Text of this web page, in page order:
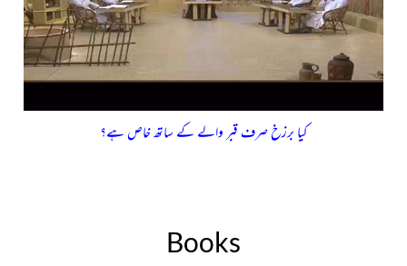
کیا برزخ صرف قبر والے کے ساتھ خاص ہے؟
Books